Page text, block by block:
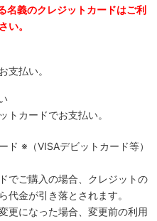
名義のクレジットカードはご利
い。
支払い。
トカードでお支払い。
ド ※（VISAデビットカード等）
でご購入の場合、クレジットの
代金が引き落とされます。
更になった場合、変更前の利用